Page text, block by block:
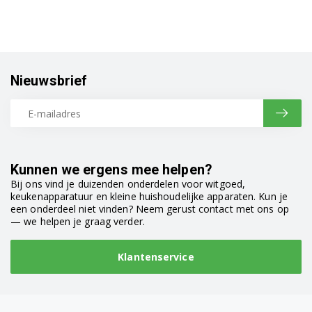
Kunnen we ergens mee helpen?
Bij ons vind je duizenden onderdelen voor witgoed,
keukenapparatuur en kleine huishoudelijke apparaten. Kun je
een onderdeel niet vinden? Neem gerust contact met ons op
— we helpen je graag verder.
Klantenservice
Nieuwsbrief